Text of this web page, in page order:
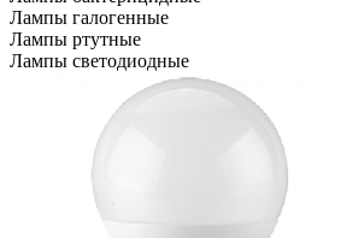
Лампы галогенные
Лампы ртутные
Лампы светодиодные